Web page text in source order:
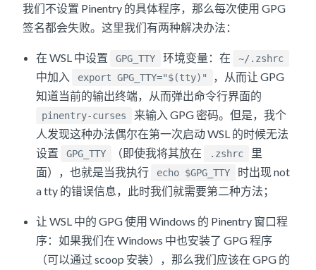
我们不设置 Pinentry 的具体程序，那么每次使用 GPG
签名都会失败。这里我们有两种解决办法：
在 WSL 中设置 GPG_TTY 环境变量：在 ~/.zshrc
中加入 export GPG_TTY="$(tty)"
，从而让 GPG
知道当前的输出终端，从而弹出命令行界面的
pinentry-curses
来输入 GPG 密码。但是，我个
人发现这种办法偶尔在第一次启动 WSL 的时候无法
设置
GPG_TTY （即使我将其放在 .zshrc
里
面），也就是当我执行
echo $GPG_TTY
时出现 not
a tty 的错误信息，此时我们就需要第二种方法；
让 WSL 中的 GPG 使用 Windows 的 Pinentry 窗口程
序：如果我们在 Windows 中也安装了 GPG 程序
（可以通过 scoop 安装），那么我们应该在 GPG 的